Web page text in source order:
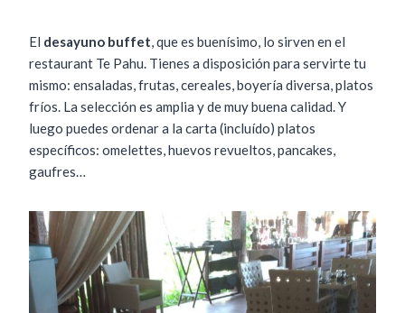
El desayuno buffet, que es buenísimo, lo sirven en el
restaurant Te Pahu. Tienes a disposición para servirte tu
mismo: ensaladas, frutas, cereales, boyería diversa, platos
fríos. La selección es amplia y de muy buena calidad. Y
luego puedes ordenar a la carta (incluído) platos
específicos: omelettes, huevos revueltos, pancakes,
gaufres…